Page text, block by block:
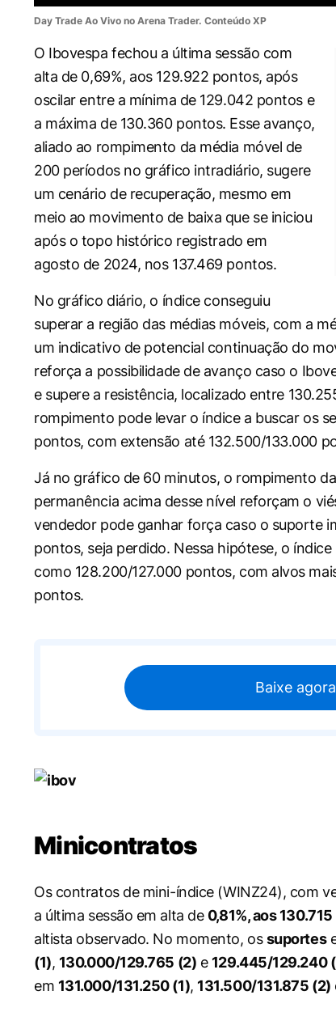
Day Trade Ao Vivo no Arena Trader. Conteúdo XP
O Ibovespa fechou a última sessão com
alta de 0,69%, aos 129.922 pontos, após
oscilar entre a mínima de 129.042 pontos e
a máxima de 130.360 pontos. Esse avanço,
aliado ao rompimento da média móvel de
200 períodos no gráfico intradiário, sugere
um cenário de recuperação, mesmo em
meio ao movimento de baixa que se iniciou
após o topo histórico registrado em
agosto de 2024, nos 137.469 pontos.
No gráfico diário, o índice conseguiu
superar a região das médias móveis, com a
um indicativo de potencial continuação do
reforça a possibilidade de avanço caso o
e supere a resistência, localizado entre
rompimento pode levar o índice a buscar os
pontos, com extensão até 132.500/133.000
Já no gráfico de 60 minutos, o rompimento
permanência acima desse nível reforçam o
vendedor pode ganhar força caso o suporte
pontos, seja perdido. Nessa hipótese, o
como 128.200/127.000 pontos, com alvos
pontos.
Baixe
Minicontratos
Os contratos de mini-índice (WINZ24), com
a última sessão em alta de 0,81%, aos
altista observado. No momento, ossuportes
(1), 130.000/129.765 (2) e 129.445/129.240
em 131.000/131.250 (1), 131.500/131.875 (2)